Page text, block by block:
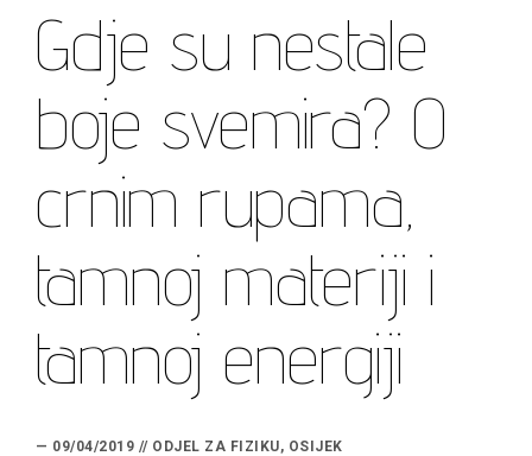
Gdje su nestale
boje svemira? O
crnim rupama,
tamnoj materiji i
tamnoj energiji
— 09/04/2019 // ODJEL ZA FIZIKU, OSIJEK